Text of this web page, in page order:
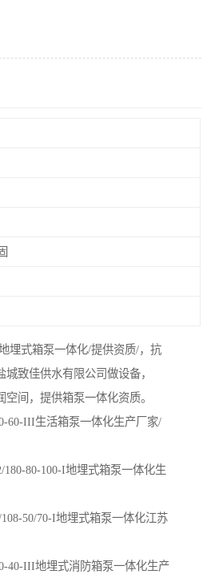
埋式箱泵一体化/提供资质/，抗
致佳供水有限公司做设备，
间，提供箱泵一体化资质。
60-III生活箱泵一体化生产厂家/
180-80-100-I地埋式箱泵一体化生
50/70-I地埋式箱泵一体化江苏
40-III地埋式消防箱泵一体化生产